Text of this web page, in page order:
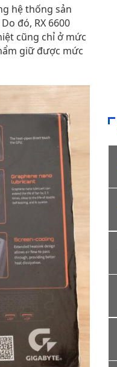
hệ thống sản
Do đó, RX 6600
cũng chỉ ở mức
giữ được mức